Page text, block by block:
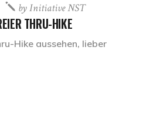
byInitiative NST
THRU-HIKE
Hike aussehen, lieber